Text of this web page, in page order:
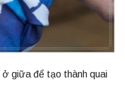
ở giữa để tạo thành quai